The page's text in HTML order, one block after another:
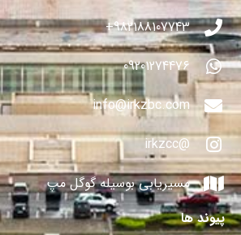
982188107743+
09201274476
info@irkzbc.com
@irkzcc
مسیریابی بوسیله گوگل مپ
پیوند ها